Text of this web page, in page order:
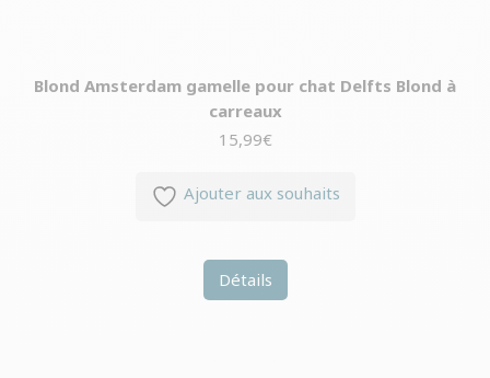
Blond Amsterdam gamelle pour chat Delfts Blond à
carreaux
15,99€
Ajouter aux souhaits
Détails